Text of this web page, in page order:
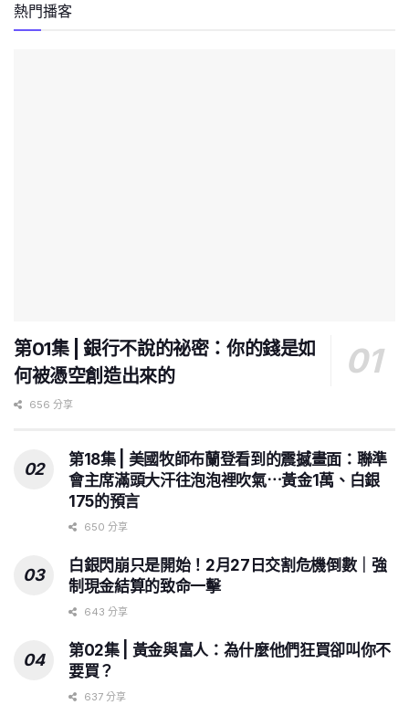
熱門播客
第01集 | 銀行不說的祕密：你的錢是如
何被憑空創造出來的
656 分享
第18集 | 美國牧師布蘭登看到的震撼畫面：聯準
會主席滿頭大汗往泡泡裡吹氣⋯黃金1萬、白銀
175的預言
650 分享
白銀閃崩只是開始！2月27日交割危機倒數｜強
制現金結算的致命一擊
643 分享
第02集 | 黃金與富人：為什麼他們狂買卻叫你不
要買？
637 分享